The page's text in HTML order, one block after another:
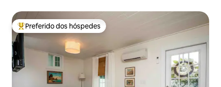
Entre os melhores preferidos dos hóspedes
Preferido dos hóspedes